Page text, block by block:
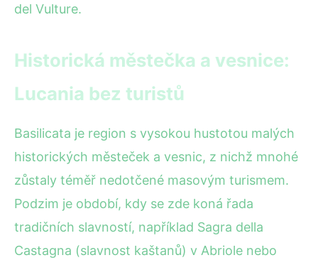
del Vulture.
Historická městečka a vesnice:
Lucania bez turistů
Basilicata je region s vysokou hustotou malých
historických městeček a vesnic, z nichž mnohé
zůstaly téměř nedotčené masovým turismem.
Podzim je období, kdy se zde koná řada
tradičních slavností, například Sagra della
Castagna (slavnost kaštanů) v Abriole nebo